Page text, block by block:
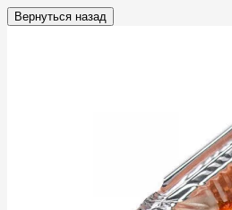
Вернуться назад